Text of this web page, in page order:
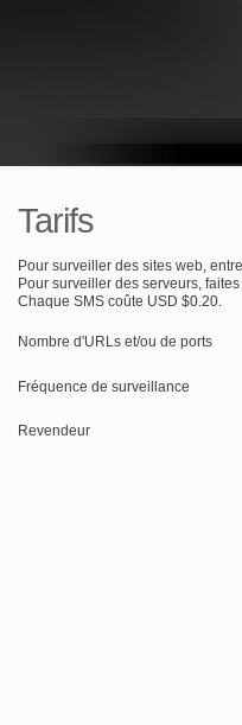
Tarifs
Pour surveiller des sites web,
Pour surveiller des serveurs,
Chaque SMS coûte USD $0.20.
Nombre d'URLs et/ou de ports
Fréquence de surveillance
Revendeur